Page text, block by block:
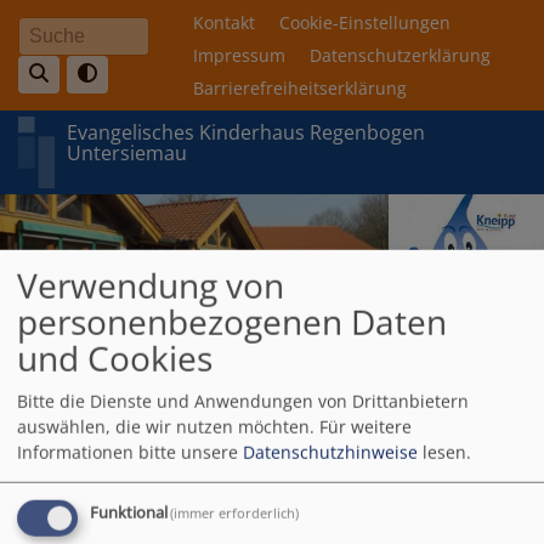
Direkt
zum
Inhalt
Suche Fußbereichsmenü
Kontakt
Cookie-Einstellungen
Impressum
Datenschutzerklärung
Barrierefreiheitserklärung
Evangelisches Kinderhaus Regenbogen
Untersiemau
Hauptnavigation
Breadcrumb
Startseite Vernetzung Therapeuten
Verwendung von
personenbezogenen Daten
und Cookies
Bitte die Dienste und Anwendungen von Drittanbietern
auswählen, die wir nutzen möchten. Für weitere
Informationen bitte unsere Datenschutzhinweise lesen.
Funktional(immer erforderlich)